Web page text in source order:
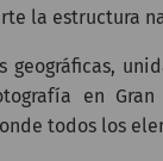
la estructura
geográficas,
en Gran
todos los